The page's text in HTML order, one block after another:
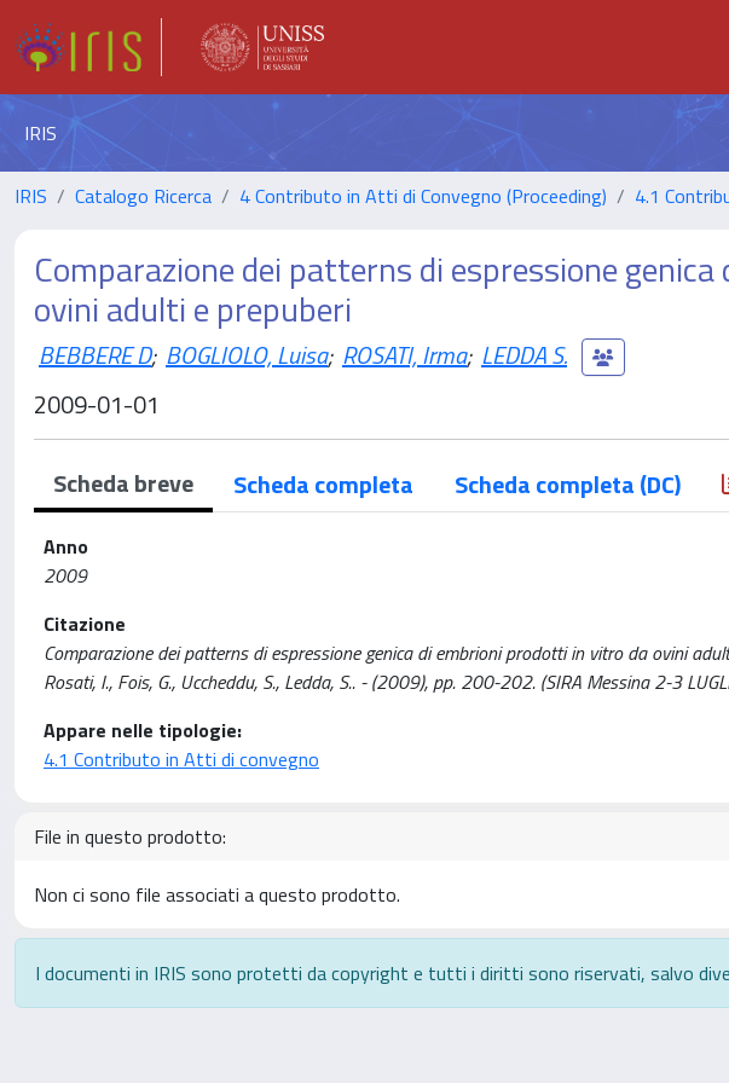
IRIS
IRIS Catalogo Ricerca 4 Contributo in Atti di Convegno (Proceeding) 4.1
Comparazione dei patterns di espressione
ovini adulti e prepuberi
BEBBERE D; BOGLIOLO, Luisa; ROSATI, Irma; LEDDA S.
2009-01-01
Scheda breve Scheda completa Scheda completa (DC)
Anno
2009
Citazione
Comparazione dei patterns di espressione genica di embrioni prodotti in vitro da ovini
Rosati, I., Fois, G., Uccheddu, S., Ledda, S.. - (2009), pp. 200-202. (SIRA Messina 2-3
Appare nelle tipologie:
4.1 Contributo in Atti di convegno
File in questo prodotto:
Non ci sono file associati a questo prodotto.
I documenti in IRIS sono protetti da copyright e tutti i diritti sono riservati, salvo